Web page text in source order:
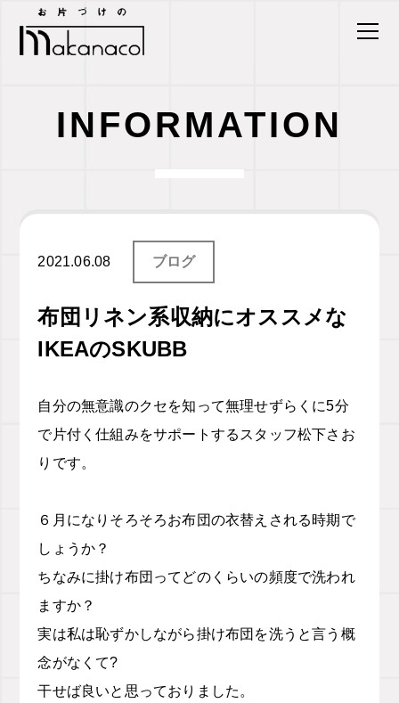
INFORMATION
2021.06.08 ブログ
布団リネン系収納にオススメな
IKEAのSKUBB
自分の無意識のクセを知って無理せずらくに5分
で片付く仕組みをサポートする スタッフ松下さお
りです。
６月になりそろそろお布団の衣替えされる時期で
しょうか？
ちなみに掛け布団ってどのくらいの頻度で洗われ
ますか？
実は私は恥ずかしながら掛け布団を洗うと言う概
念がなくて?
干せば良いと思っておりました。